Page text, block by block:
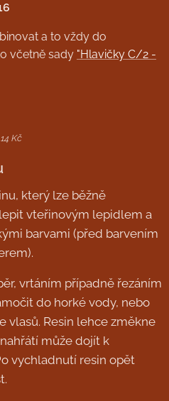
a to vždy do
včetně sady "Hlavičky C/2 -
Kč
který lze běžně
vteřinovým lepidlem a
barvami (před barvením
vrtáním případně řezáním
do horké vody, nebo
vlasů. Resin lehce změkne
může dojít k
vychladnutí resin opět